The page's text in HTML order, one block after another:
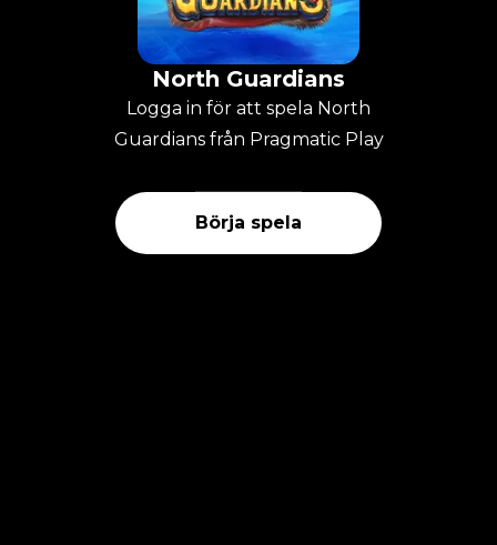
North Guardians
Logga in för att spela North
Guardians från Pragmatic Play
Börja spela